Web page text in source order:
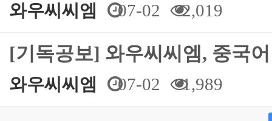
와우씨씨엠 07-02 2,019
[기독공보] 와우씨씨엠, 중국
와우씨씨엠 07-02 1,989